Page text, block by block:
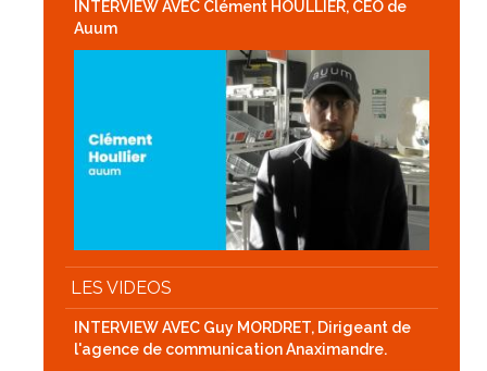
INTERVIEW AVEC Clément HOULLIER, CEO de
Auum
LES VIDEOS
INTERVIEW AVEC Guy MORDRET, Dirigeant de
l'agence de communication Anaximandre.